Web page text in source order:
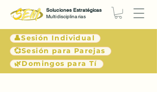
👤Sesión Individual
💞Sesión para Parejas
🌿Domingos para Tí
Soluciones Estratégicas
Multidisciplinarias
< Atrás